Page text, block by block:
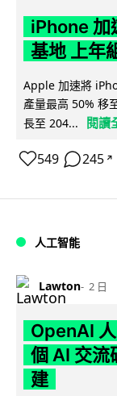
iPhone 加
基地 上年
Apple 加速將
產量最高 50% 移
長至 204...
閱讀
549 245 ↗
人工智能
Lawton 2 日
OpenAI
個 AI 交流
建